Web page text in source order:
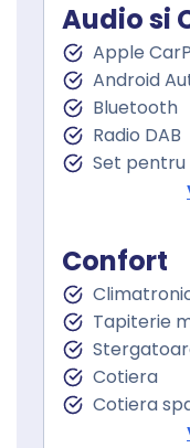
Audio si
Apple
Android
Bluetooth
Radio DAB
Set pentru
Sistem de
Confort
Tapiterie
Cotiera
Cotiera
Volan de